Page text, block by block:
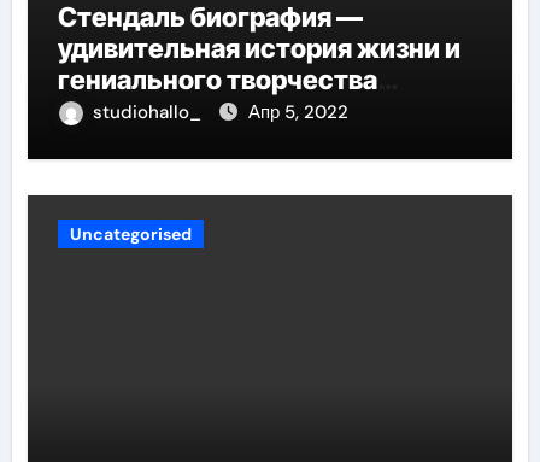
Стендаль биография —
удивительная история жизни и
гениального творчества
великого писателя
studiohallo_ Апр 5, 2022
Uncategorised